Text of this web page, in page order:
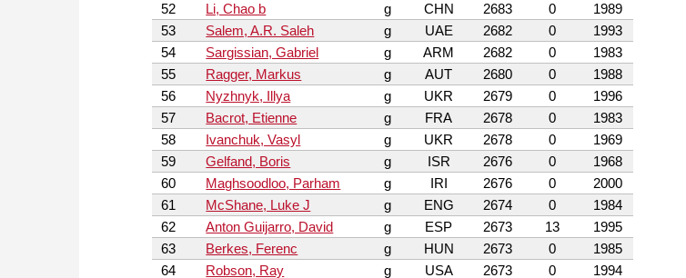
52
Li, Chao b g CHN 2683 0
1989
53
Salem, A.R. Saleh g UAE 2682 0
1993
54
Sargissian, Gabriel g ARM 2682 0
1983
55
Ragger, Markus g AUT 2680 0
1988
56
Nyzhnyk, Illya g UKR 2679 0
1996
57
Bacrot, Etienne g FRA 2678 0
1983
58
Ivanchuk, Vasyl g UKR 2678 0
1969
59
Gelfand, Boris g ISR 2676 0
1968
60
Maghsoodloo, Parham g IRI 2676 0
2000
61
McShane, Luke J g ENG 2674 0
1984
62
Anton Guijarro, David g ESP 2673 13
1995
63
Berkes, Ferenc g HUN 2673 0
1985
64
Robson, Ray g USA 2673 0
1994